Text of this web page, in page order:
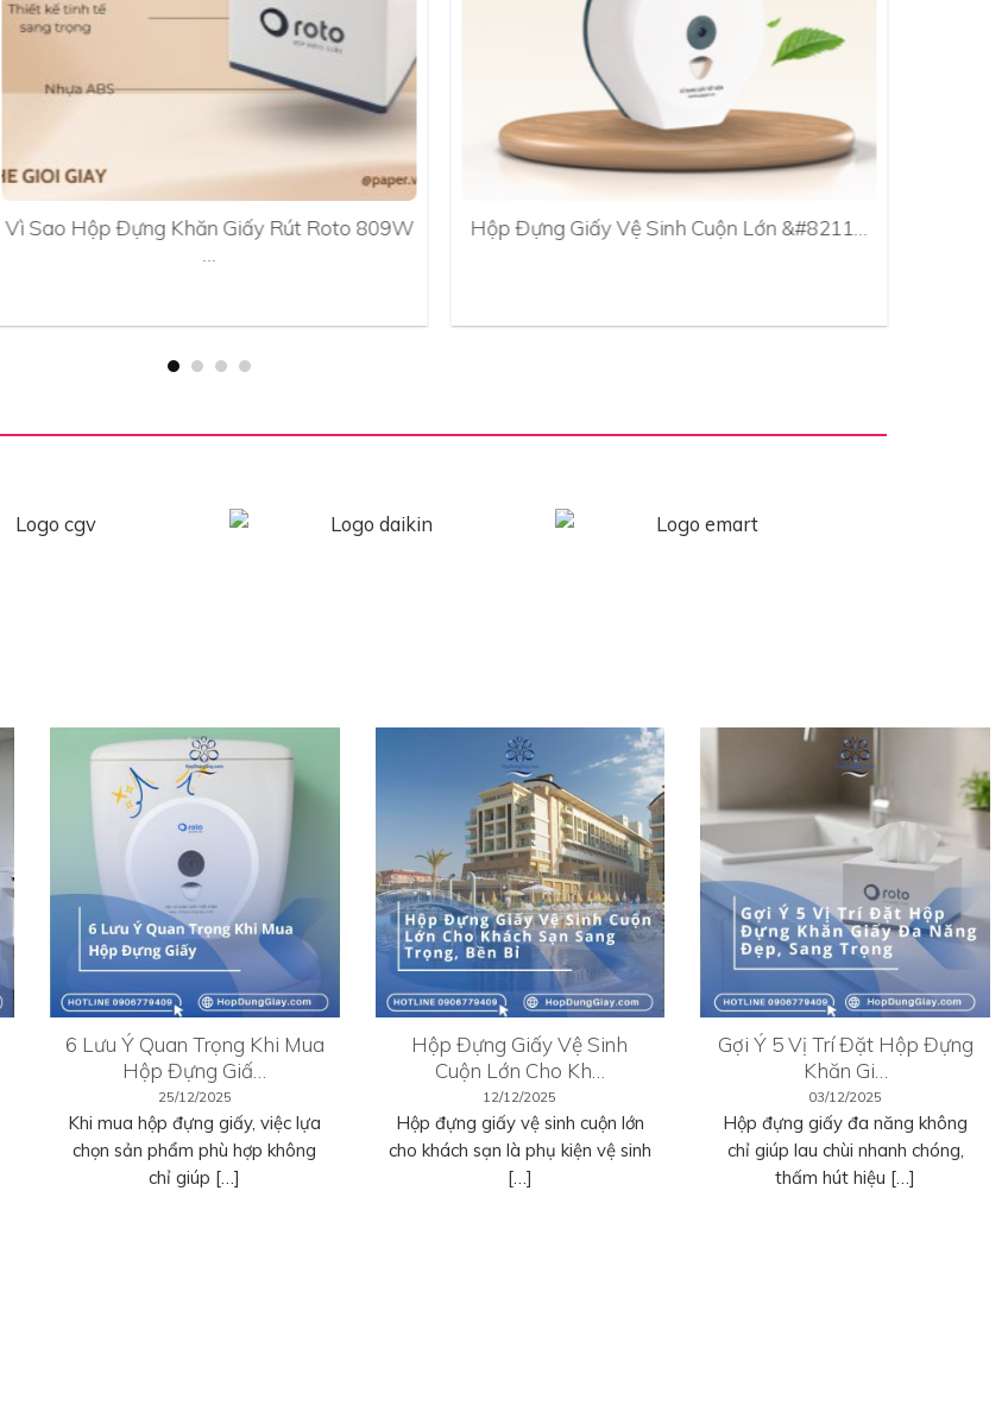
Vì Sao Hộp Đựng Khăn Giấy Rút Roto 809W
Hộp Đựng Giấy Vệ Sinh Cuộn Lớn &#8211…
6 Lưu Ý Quan Trọng Khi Mua
Hộp Đựng Giấ…
25/12/2025
Khi mua hộp đựng giấy, việc lựa
chọn sản phẩm phù hợp không
chỉ giúp […]
Hộp Đựng Giấy Vệ Sinh
Cuộn Lớn Cho Kh…
12/12/2025
Hộp đựng giấy vệ sinh cuộn lớn
cho khách sạn là phụ kiện vệ sinh
[…]
Gợi Ý 5 Vị Trí Đặt Hộp Đựng
Khăn Gi…
03/12/2025
Hộp đựng giấy đa năng không
chỉ giúp lau chùi nhanh chóng,
thấm hút hiệu […]